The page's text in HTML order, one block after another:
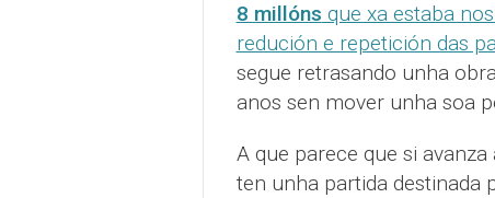
8 millóns que xa estaba
redución e repetición das
segue retrasando unha
anos sen mover unha soa
A que parece que si
ten unha partida destinada